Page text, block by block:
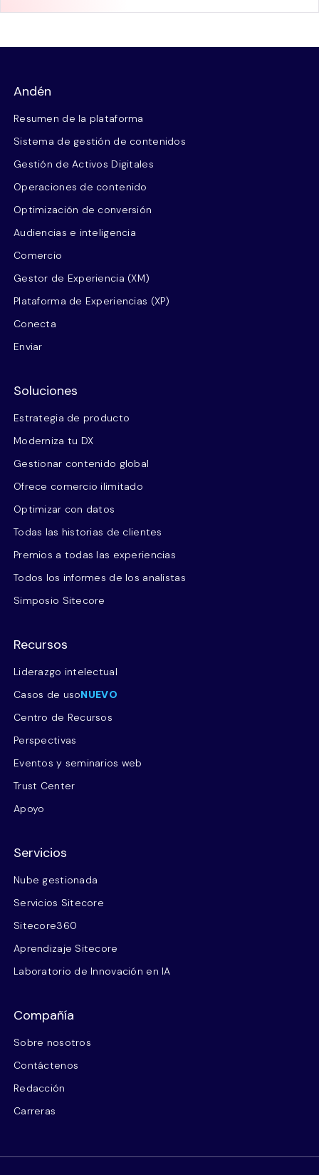
Andén
Resumen de la plataforma
Sistema de gestión de contenidos
Gestión de Activos Digitales
Operaciones de contenido
Optimización de conversión
Audiencias e inteligencia
Comercio
Gestor de Experiencia (XM)
Plataforma de Experiencias (XP)
Conecta
Enviar
Soluciones
Estrategia de producto
Moderniza tu DX
Gestionar contenido global
Ofrece comercio ilimitado
Optimizar con datos
Todas las historias de clientes
Premios a todas las experiencias
Todos los informes de los analistas
Simposio Sitecore
Recursos
Liderazgo intelectual
Casos de usoNUEVO
Centro de Recursos
Perspectivas
Eventos y seminarios web
Trust Center
Apoyo
Servicios
Nube gestionada
Servicios Sitecore
Sitecore360
Aprendizaje Sitecore
Laboratorio de Innovación en IA
Compañía
Sobre nosotros
Contáctenos
Redacción
Carreras